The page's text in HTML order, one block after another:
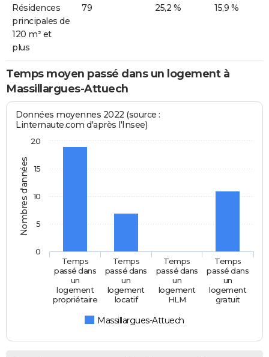
Résidences
principales de
120 m² et
plus
79 25,2 % 15,9 %
Temps moyen passé dans un logement à
Massillargues-Attuech
Nombres d'années
Données moyennes 2022 (source :
Linternaute.com d'après l'Insee)
Massillargues-Attuech
Temps
passé dans
un
logement
propriétaire
Temps
passé dans
un
logement
locatif
Temps
passé dans
un
logement
HLM
Temps
passé dans
un
logement
gratuit
0
5
10
15
20